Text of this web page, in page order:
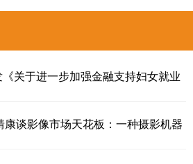
关于进一步加强金融支持妇女就业
谈影像市场天花板：一种摄影机器